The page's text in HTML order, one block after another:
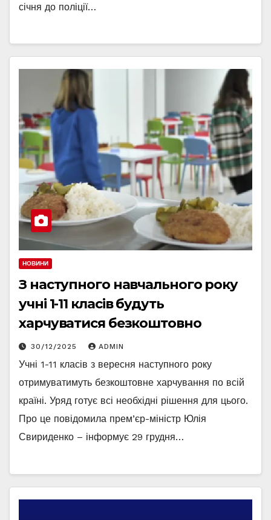
січня до поліції…
НОВИНИ
З наступного навчального року
учні 1-11 класів будуть
харчуватися безкоштовно
30/12/2025 ADMIN
Учні 1-11 класів з вересня наступного року
отримуватимуть безкоштовне харчування по всій
країні. Уряд готує всі необхідні рішення для цього.
Про це повідомила прем’єр-міністр Юлія
Свириденко – інформує 29 грудня…